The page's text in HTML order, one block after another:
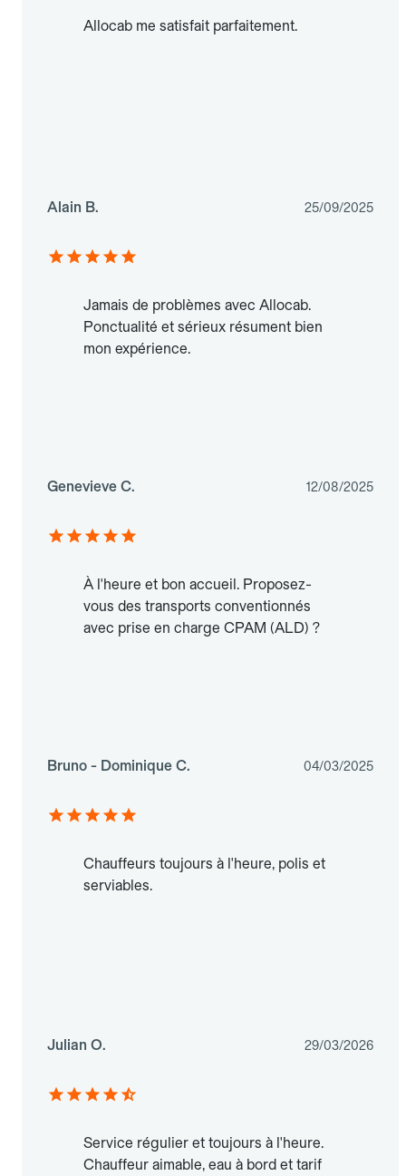
Allocab me satisfait parfaitement.
Alain B. 25/09/2025
Jamais de problèmes avec Allocab.
Ponctualité et sérieux résument bien
mon expérience.
Genevieve C. 12/08/2025
À l'heure et bon accueil. Proposez-
vous des transports conventionnés
avec prise en charge CPAM (ALD) ?
Bruno - Dominique C. 04/03/2025
Chauffeurs toujours à l'heure, polis et
serviables.
Julian O. 29/03/2026
Service régulier et toujours à l'heure.
Chauffeur aimable, eau à bord et tarif